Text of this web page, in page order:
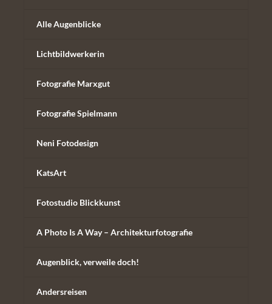
Alle Augenblicke
Lichtbildwerkerin
Fotografie Marxgut
Fotografie Spielmann
Neni Fotodesign
KatsArt
Fotostudio Blickkunst
A Photo Is A Way – Architekturfotografie
Augenblick, verweile doch!
Andersreisen